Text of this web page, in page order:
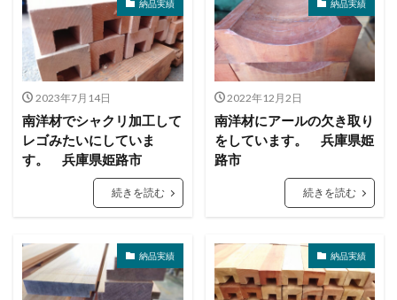
納品実績
2023年7月14日
南洋材でシャクリ加工して
レゴみたいにしていま
す。 兵庫県姫路市
続きを読む
納品実績
2022年12月2日
南洋材にアールの欠き取り
をしています。 兵庫県姫
路市
続きを読む
納品実績 納品実績